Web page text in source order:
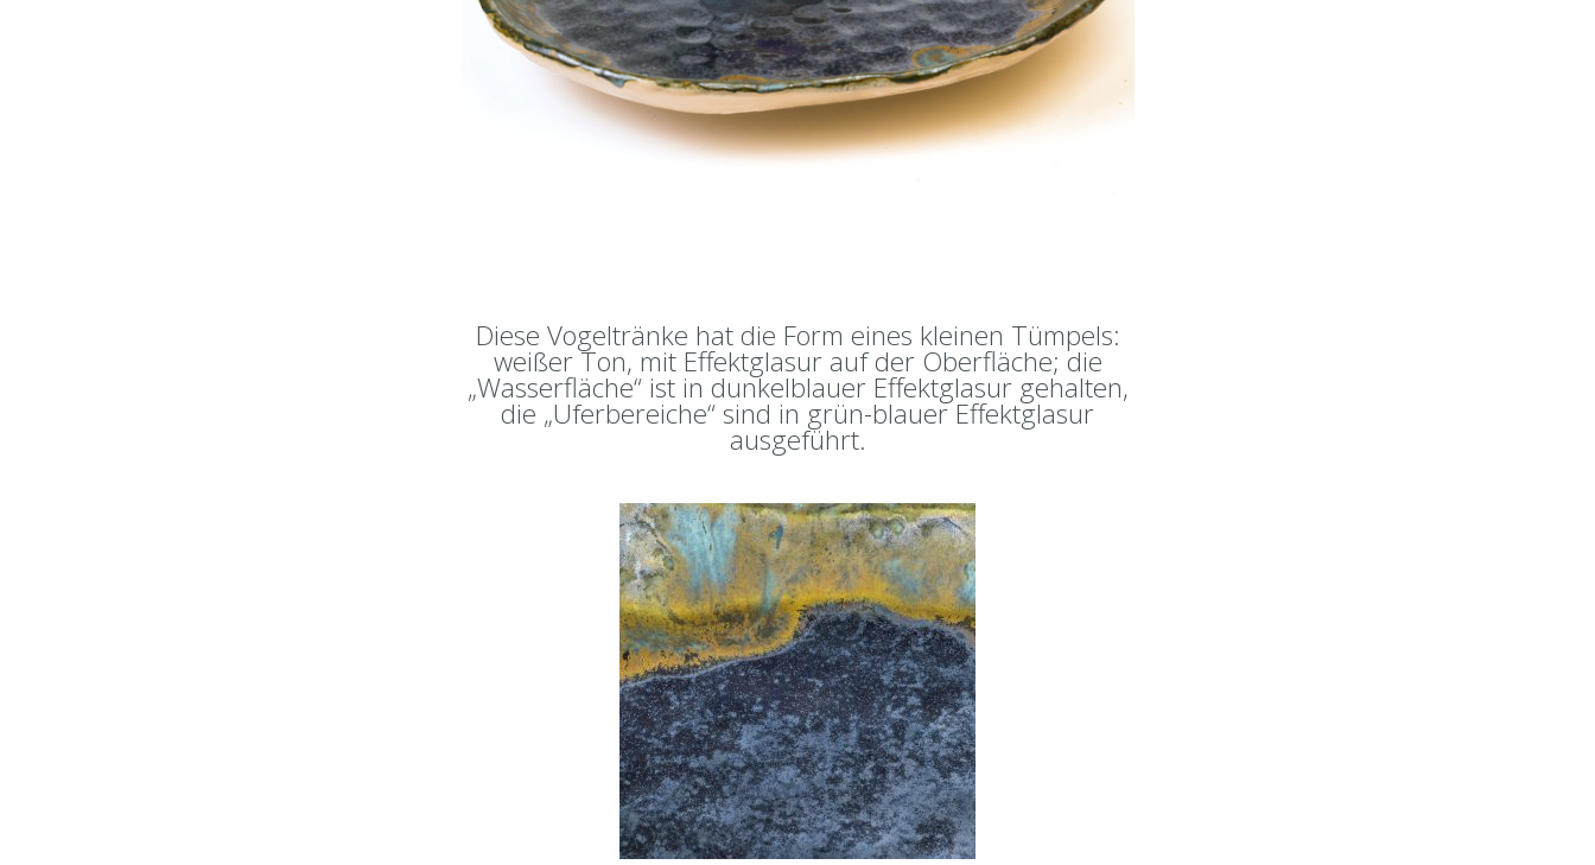
Diese Vogeltränke hat die Form eines kleinen Tümpels:
weißer Ton, mit Effektglasur auf der Oberfläche; die
„Wasserfläche“ ist in dunkelblauer Effektglasur gehalten,
die „Uferbereiche“ sind in grün-blauer Effektglasur
ausgeführt.